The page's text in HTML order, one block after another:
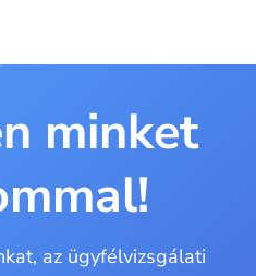
minket
az ügyfélvizsgálati